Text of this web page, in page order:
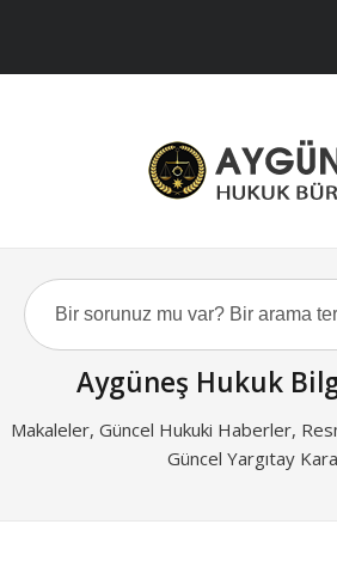
Aygüneş Hukuk
Makaleler, Güncel Hukuki Haberler,
Güncel Yargıtay